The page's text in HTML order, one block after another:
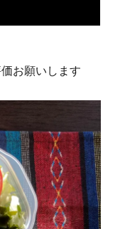
お願いします